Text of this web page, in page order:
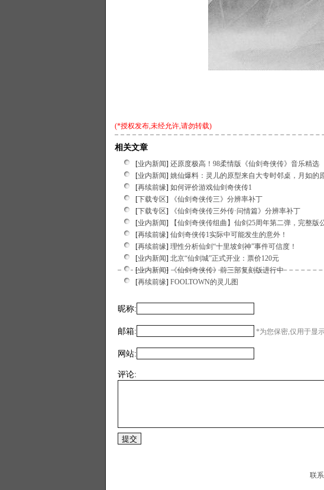
(*授权发布,未经允许,请勿转载)
相关文章
[业内新闻] 还原度极高！98柔情版《仙剑奇侠传》音乐精选
[业内新闻] 姚仙爆料：灵儿的原型来自大专时邻桌，月如的
[再续前缘] 如何评价游戏仙剑奇侠传1
[下载专区]
《仙剑奇侠传三》分辨率补丁
[下载专区]
《仙剑奇侠传三外传·问情篇》分辨率补丁
[业内新闻]
【仙剑奇侠传组曲】仙剑25周年第二弹，完整版
[再续前缘] 仙剑奇侠传1实际中可能发生的意外！
[再续前缘] 理性分析仙剑“十里坡剑神”事件可信度！
[业内新闻] 北京“仙剑城”正式开业：票价120元
[业内新闻] 《仙剑奇侠传》前三部复刻版进行中
[再续前缘] FOOLTOWN的灵儿图
昵称:
邮箱: *为您保密,仅用于显
网站:
评论:
联